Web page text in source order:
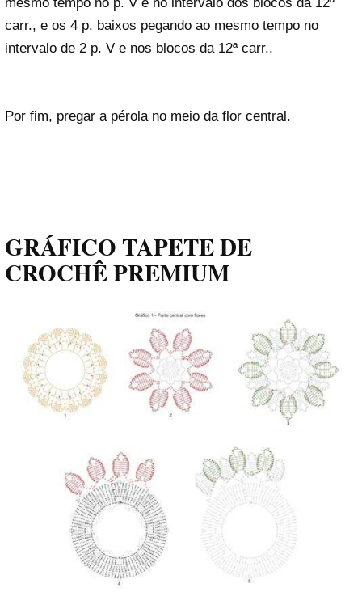
carr., e os 4 p. baixos pegando ao mesmo tempo no
intervalo de 2 p. V e nos blocos da 12ª carr..
Por fim, pregar a pérola no meio da flor central.
GRÁFICO TAPETE DE
CROCHÊ PREMIUM